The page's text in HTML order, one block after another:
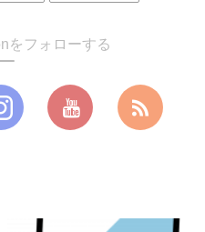
をフォローする